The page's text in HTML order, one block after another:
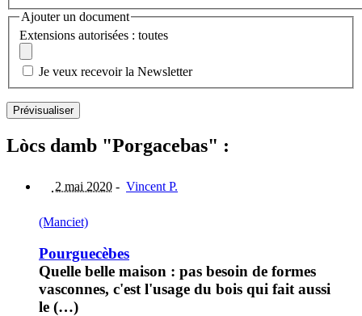
Ajouter un document
Extensions autorisées : toutes
Je veux recevoir la Newsletter
Lòcs damb "Porgacebas" :
2 mai 2020 - Vincent P.
(Manciet)
Pourguecèbes
Quelle belle maison : pas besoin de formes
vasconnes, c'est l'usage du bois qui fait aussi
le (…)